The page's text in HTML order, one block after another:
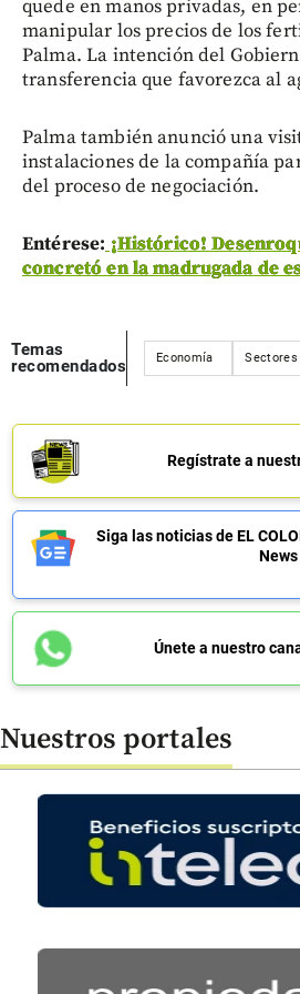
quede en manos privadas, en
manipular los precios de los
Palma. La intención del
transferencia que favorezca al
Palma también anunció una
instalaciones de la compañía
del proceso de negociación.
Entérese: ¡Histórico!
concretó en la madrugada de
Temas
recomendados
Economía
Regístrate a
Siga las noticias de EL
News
Únete a nuestro
Nuestros portales